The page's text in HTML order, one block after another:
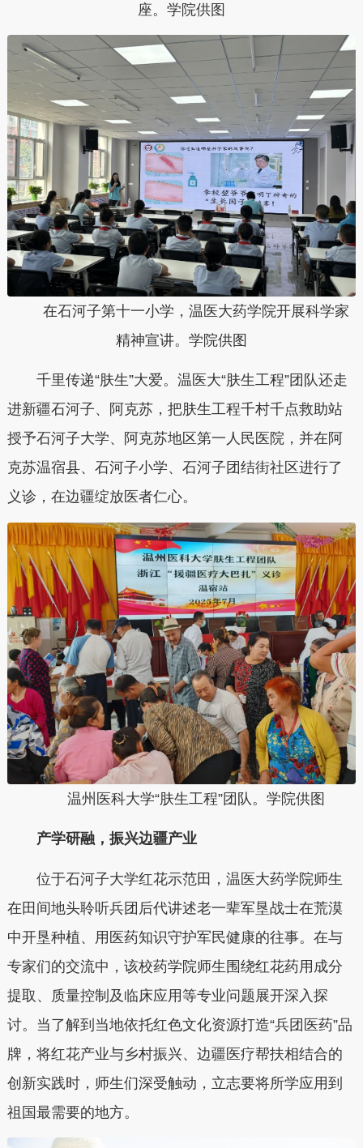
座。学院供图
在石河子第十一小学，温医大药学院开展科学家
精神宣讲。学院供图
千里传递“肤生”大爱。温医大“肤生工程”团队还走
进新疆石河子、阿克苏，把肤生工程千村千点救助站
授予石河子大学、阿克苏地区第一人民医院，并在阿
克苏温宿县、石河子小学、石河子团结街社区进行了
义诊，在边疆绽放医者仁心。
温州医科大学“肤生工程”团队。学院供图
产学研融，振兴边疆产业
位于石河子大学红花示范田，温医大药学院师生
在田间地头聆听兵团后代讲述老一辈军垦战士在荒漠
中开垦种植、用医药知识守护军民健康的往事。在与
专家们的交流中，该校药学院师生围绕红花药用成分
提取、质量控制及临床应用等专业问题展开深入探
讨。当了解到当地依托红色文化资源打造“兵团医药”品
牌，将红花产业与乡村振兴、边疆医疗帮扶相结合的
创新实践时，师生们深受触动，立志要将所学应用到
祖国最需要的地方。